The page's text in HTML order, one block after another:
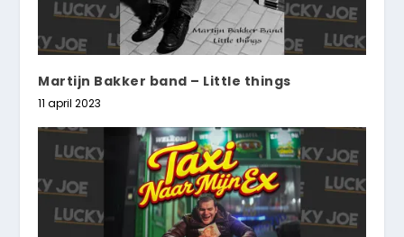
Martijn Bakker band – Little things
11 april 2023